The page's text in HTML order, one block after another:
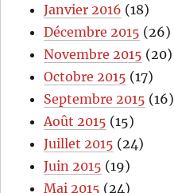
Janvier 2016 (18)
Décembre 2015 (26)
Novembre 2015 (20)
Octobre 2015 (17)
Septembre 2015 (16)
Août 2015 (15)
Juillet 2015 (24)
Juin 2015 (19)
Mai 2015 (24)